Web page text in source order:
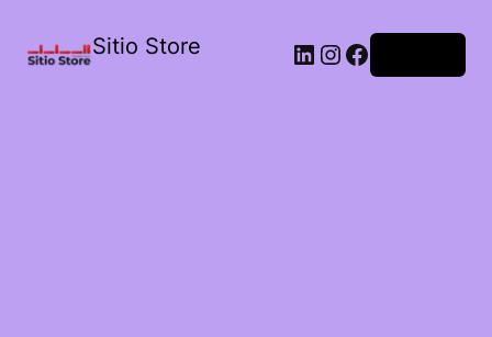
Sitio Store